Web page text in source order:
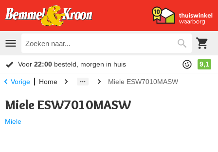
Voor 22:00 besteld, morgen in huis 9,1
Vorige Home Miele ESW7010MASW
Miele ESW7010MASW
Miele